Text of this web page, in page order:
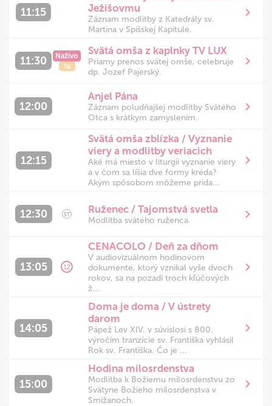
11:15
Ježišovmu
Záznam modlitby z Katedrály sv.
Martina v Spišskej Kapitule.
11:30 Naživo
Tip
Svätá omša z kaplnky TV LUX
Priamy prenos svätej omše, celebruje
dp. Jozef Pajerský.
12:00
Anjel Pána
Záznam poludňajšej modlitby Svätého
Otca s krátkym zamyslením.
12:15
Svätá omša zblízka / Vyznanie
viery a modlitby veriacich
Aké má miesto v liturgii vyznanie viery
a v čom sa líšia dve formy kréda?
Akým spôsobom môžeme prida...
12:30 ST Ruženec / Tajomstvá svetla
Modlitba svätého ruženca.
13:05 12
CENACOLO / Deň za dňom
V audiovizuálnom hodinovom
dokumente, ktorý vznikal vyše dvoch
rokov, sa na pozadí troch kľúčových
ž...
14:05
Doma je doma / V ústrety
darom
Pápež Lev XIV. v súvislosi s 800.
výročím tranzície sv. Františka vyhlásil
Rok sv. Františka. Čo je ...
15:00
Hodina milosrdenstva
Modlitba k Božiemu milosrdenstvu zo
Svätyne Božieho milosrdenstva v
Smižanoch.